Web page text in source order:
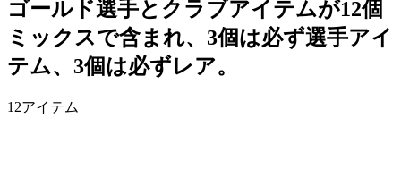
ゴールド選手とクラブアイテムが12個
ミックスで含まれ、3個は必ず選手アイ
テム、3個は必ずレア。
12アイテム